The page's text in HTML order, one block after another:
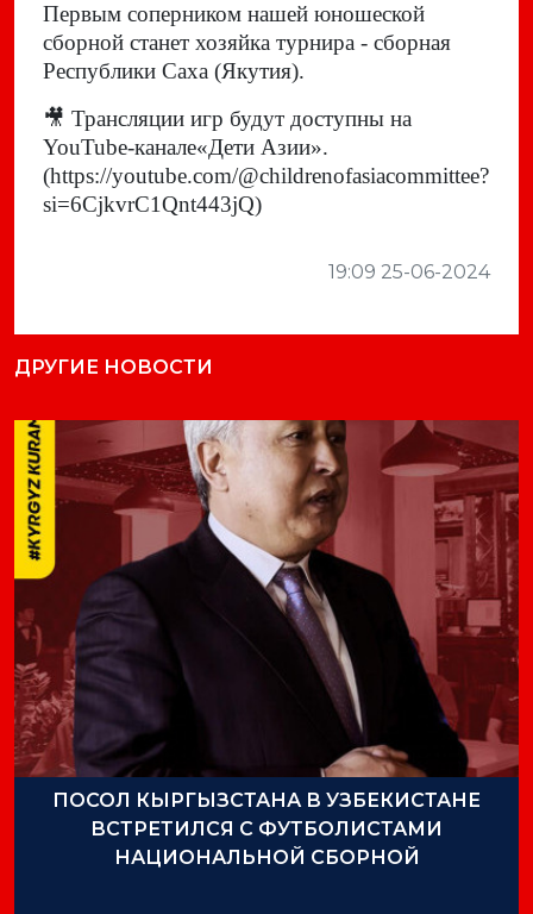
Первым соперником нашей юношеской
сборной станет хозяйка турнира - сборная
Республики Саха (Якутия).
🎥 Трансляции игр будут доступны на
YouTube-канале«Дети Азии».
(https://youtube.com/@childrenofasiacommittee?
si=6CjkvrC1Qnt443jQ)
19:09 25-06-2024
ДРУГИЕ НОВОСТИ
ПОСОЛ КЫРГЫЗСТАНА В УЗБЕКИСТАНЕ
ВСТРЕТИЛСЯ С ФУТБОЛИСТАМИ
НАЦИОНАЛЬНОЙ СБОРНОЙ